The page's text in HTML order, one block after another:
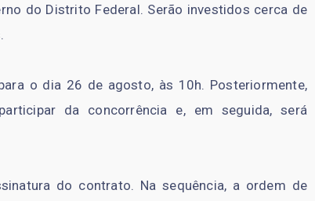
do Distrito Federal. Serão investidos cerca de
o dia 26 de agosto, às 10h. Posteriormente,
da concorrência e, em seguida, será
do contrato. Na sequência, a ordem de